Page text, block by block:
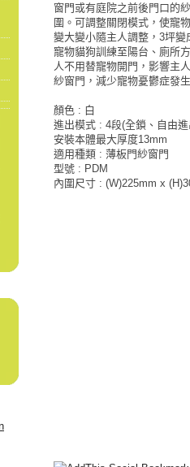
窗門或有庭院之前後門口的
圍。可調整關閉模式，使寵
變大變小隨主人調整，3坪
寵物貓狗訓練至陽台、廁所
人不用替寵物開門，影響主
紗窗門，減少寵物憂鬱症發
顏色 : 白
進出模式 : 4段(全鎖、自由
安裝本體最大厚度13mm
適用種類 : 薄板門紗窗門
型號 : PDM
內圍尺寸 : (W)225mm x